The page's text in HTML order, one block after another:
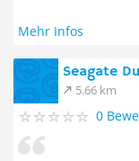
Mehr Infos
Seagate
5.66 km
0